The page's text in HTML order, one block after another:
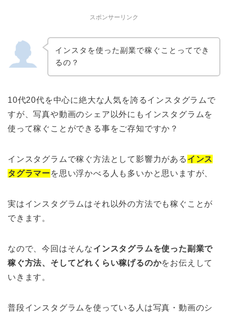
スポンサーリンク
インスタを使った副業で稼ぐことってでき
るの？
10代20代を中心に絶大な人気を誇るインスタグラムで
すが、写真や動画のシェア以外にもインスタグラムを
使って稼ぐことができる事をご存知ですか？
インスタグラムで稼ぐ方法として影響力がある インス
タグラマーを思い浮かべる人も多いかと思いますが、
実はインスタグラムはそれ以外の方法でも稼ぐことが
できます。
なので、今回はそんなインスタグラムを使った副業で
稼ぐ方法、そしてどれくらい稼げるのかをお伝えして
いきます。
普段インスタグラムを使っている人は写真・動画のシ